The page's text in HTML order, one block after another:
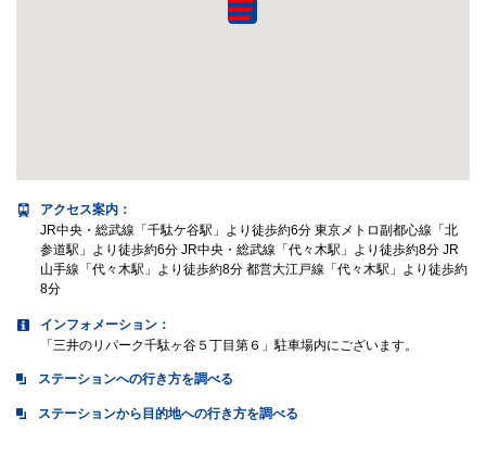
アクセス案内 ：
JR中央・総武線「千駄ケ谷駅」より徒歩約6分 東京メトロ副都心線「北
参道駅」より徒歩約6分 JR中央・総武線「代々木駅」より徒歩約8分 JR
山手線「代々木駅」より徒歩約8分 都営大江戸線「代々木駅」より徒歩約
8分
インフォメーション：
「三井のリパーク千駄ヶ谷５丁目第６」駐車場内にございます。
ステーションへの行き方を調べる
ステーションから目的地への行き方を調べる